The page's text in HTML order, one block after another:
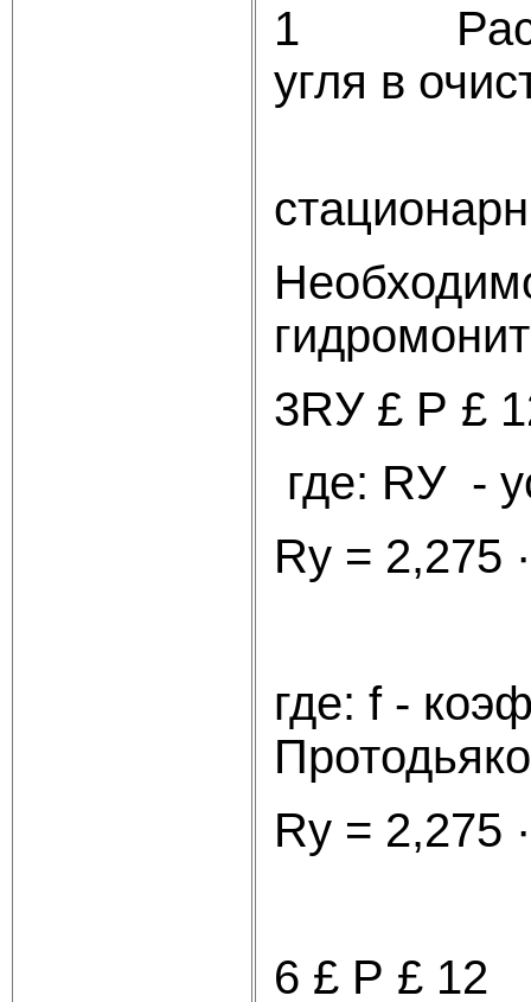
1 Расчёт
угля в
3RУ £ Р £
где: RУ -
Rу = 2,275
где: f -
Rу = 2,275
6 £ Р £ 12